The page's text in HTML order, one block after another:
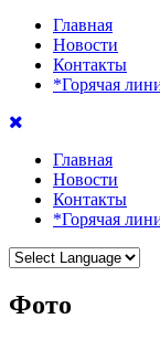
Главная
Новости
Контакты
*Горячая
Главная
Новости
Контакты
*Горячая
Фото